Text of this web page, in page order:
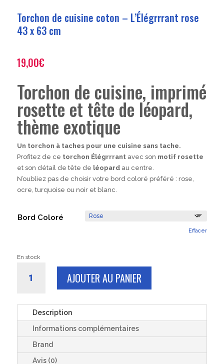
Torchon de cuisine coton – L’Élégrrrant rose
43 x 63 cm
19,00€
Torchon de cuisine, imprimé
rosette et tête de léopard,
thème exotique
Un torchon à taches pour une cuisine sans tache.
Profitez de ce torchon Élégrrrantavec son motif rosette
et son détail de tête de léopardau centre.
N’oubliez pas de choisir votre bord coloré préféré : rose,
ocre, turquoise ou noir et blanc.
Bord Coloré
Effacer
En stock
cuisine
coton
L'Élégrrrant
rose
AJOUTER AU PANIER
Description
Informations complémentaires
Brand
Avis (0)